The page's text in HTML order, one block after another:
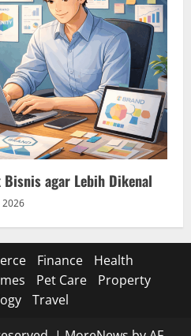
agar Lebih Dikenal
2026
Finance
Health
Pet Care
Property
Travel